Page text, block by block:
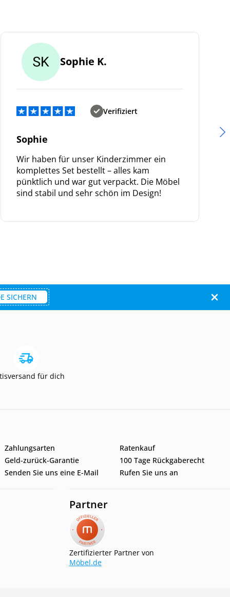
Sophie K.
Verifiziert
Sophie
Wir haben für unser Kinderzimmer ein
komplettes Set bestellt – alles kam
pünktlich und war gut verpackt. Die Möbel
sind stabil und sehr schön im Design!
SICHERN
für dich
Zahlungsarten
Ratenkauf
Geld-zurück-Garantie
100 Tage Rückgaberecht
Senden Sie uns eine E-Mail
Rufen Sie uns an
Partner
Zertifizierter Partner von
Möbel.de